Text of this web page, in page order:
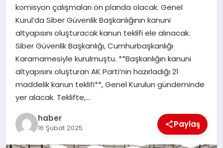
TEKNOLOJI
komisyon çalışmaları ön planda olacak. Genel
Kurul’da Siber Güvenlik Başkanlığının kanuni
altyapısını oluşturacak kanun teklifi ele alınacak.
Siber Güvenlik Başkanlığı, Cumhurbaşkanlığı
Kararnamesiyle kurulmuştu. **Başkanlığın kanuni
altyapısını oluşturan AK Parti’nin hazırladığı 21
maddelik kanun teklifi**, Genel Kurulun gündeminde
yer alacak. Teklifte,…
haber
16 Şubat 2025 Paylaş